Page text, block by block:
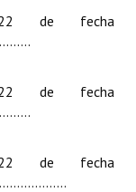
de fecha
de fecha
de fecha